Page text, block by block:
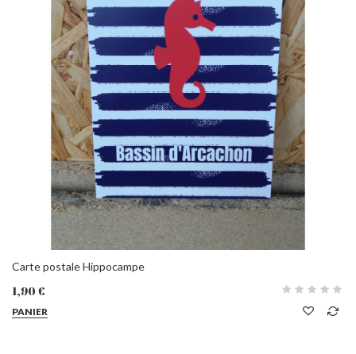
Carte postale Hippocampe
1,90 €
PANIER